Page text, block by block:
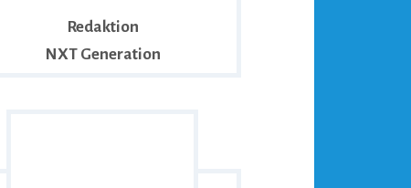
Redaktion
NXT Generation